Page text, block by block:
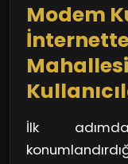
atın!
Modem
İlk